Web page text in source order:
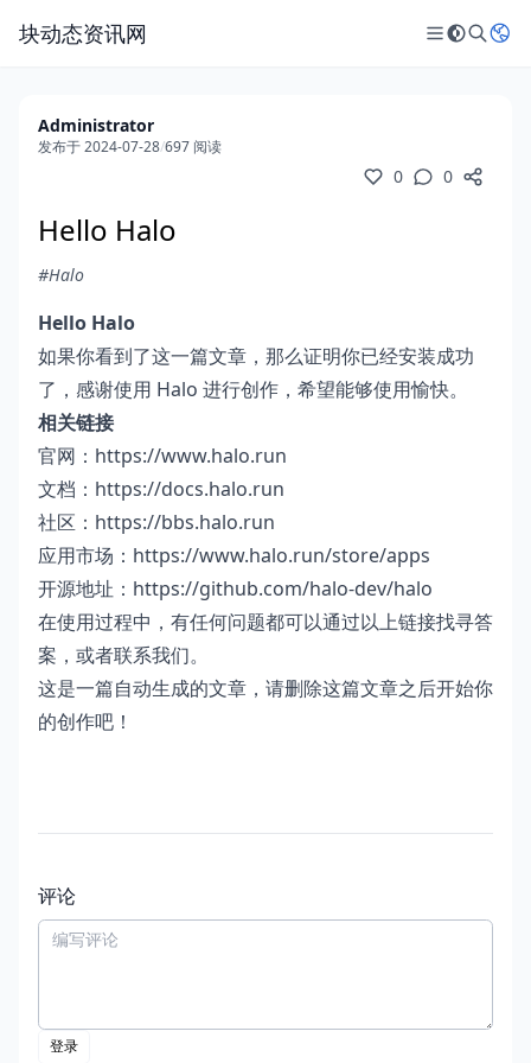
块动态资讯网
Administrator
发布于 2024-07-28/697 阅读
0 0
Hello Halo
#Halo
Hello Halo
如果你看到了这一篇文章，那么证明你已经安装成功
了，感谢使用 Halo 进行创作，希望能够使用愉快。
相关链接
官网： https://www.halo.run
文档： https://docs.halo.run
社区： https://bbs.halo.run
应用市场： https://www.halo.run/store/apps
开源地址： https://github.com/halo-dev/halo
在使用过程中，有任何问题都可以通过以上链接找寻答
案，或者联系我们。
这是一篇自动生成的文章，请删除这篇文章之后开始你
的创作吧！
评论